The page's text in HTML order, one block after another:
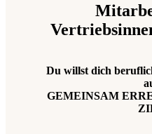
Du willst dich
GEMEINSAM